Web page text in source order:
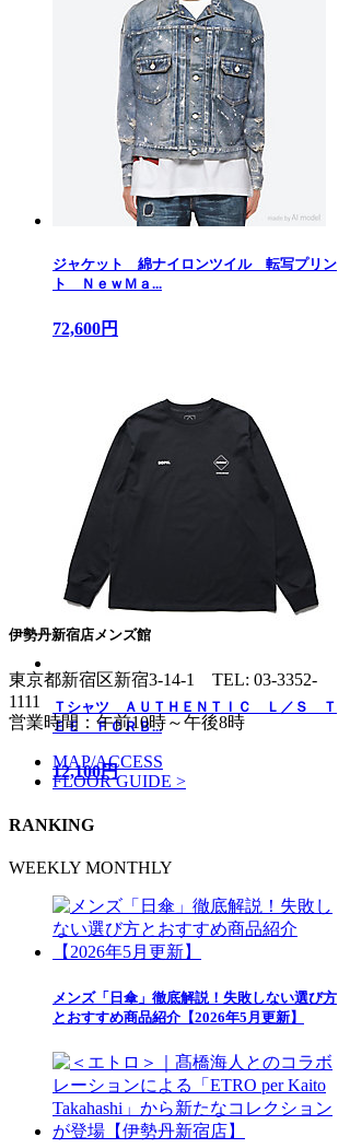
ジャケット 綿ナイロンツイル 転写プリン
ト ＮｅｗＭａ...
72,600円
Ｔシャツ ＡＵＴＨＥＮＴＩＣ Ｌ／Ｓ Ｔ
ＥＥ ＦＣＲＢ...
12,100円
伊勢丹新宿店メンズ館
東京都新宿区新宿3-14-1 TEL: 03-3352-
1111
営業時間：午前10時～午後8時
MAP/ACCESS
FLOOR GUIDE >
RANKING
WEEKLY MONTHLY
メンズ「日傘」徹底解説！失敗しない選び方
とおすすめ商品紹介【2026年5月更新】